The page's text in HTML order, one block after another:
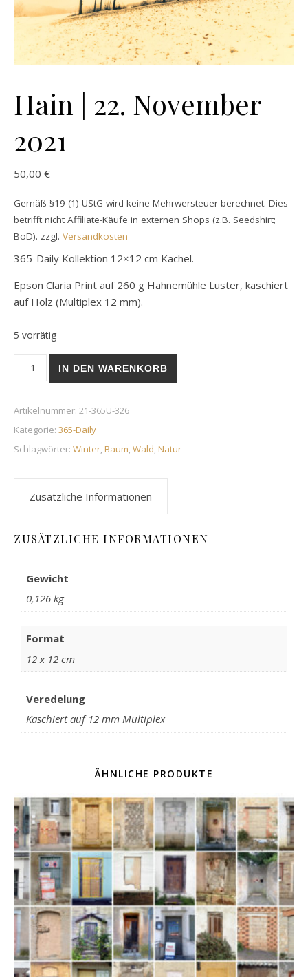
Hain | 22. November
2021
50,00 €
Gemäß §19 (1) UStG wird keine Mehrwersteuer berechnet. Dies
betrifft nicht Affiliate-Käufe in externen Shops (z.B. Seedshirt;
BoD). zzgl. Versandkosten
365-Daily Kollektion 12×12 cm Kachel.
Epson Claria Print auf 260 g Hahnemühle Luster, kaschiert
auf Holz (Multiplex 12 mm).
5 vorrätig
Hain | 22. November 2021 Menge
IN DEN WARENKORB
Artikelnummer: 21-365U-326
Kategorie: 365-Daily
Schlagwörter: Winter,Baum,Wald,Natur
Zusätzliche Informationen
ZUSÄTZLICHE INFORMATIONEN
Gewicht
0,126 kg
Format
12 x 12 cm
Veredelung
Kaschiert auf 12 mm Multiplex
ÄHNLICHE PRODUKTE